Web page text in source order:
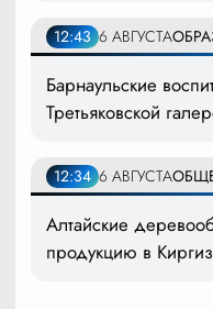
12:43 6 АВГУСТА
Барнаульские
Третьяковской
12:34 6 АВГУСТА
Алтайские
продукцию в